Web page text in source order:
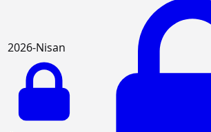
2026-Nisan